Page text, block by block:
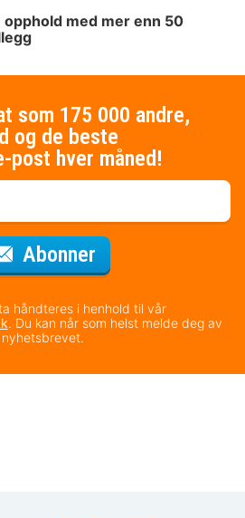
opphold med mer enn 50
som 175 000 andre,
og de beste
post hver måned!
Abonner
håndteres i henhold til vår
. Du kan når som helst melde deg av
nyhetsbrevet.